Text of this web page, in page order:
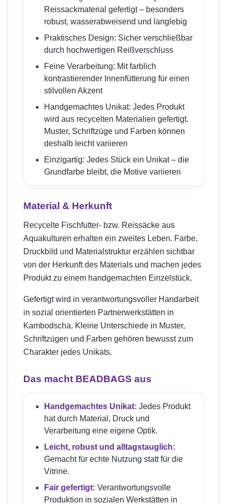
Reissackmaterial gefertigt – besonders
robust, wasserabweisend und langlebig
Praktisches Design: Sicher verschließbar
durch hochwertigen Reißverschluss
Feine Verarbeitung: Mit farblich
kontrastierender Innenfütterung für einen
stilvollen Akzent
Handgemachtes Unikat: Jedes Produkt
wird aus recycelten Materialien gefertigt.
Muster, Schriftzüge und Farben können
deshalb leicht variieren
Einzigartig: Jedes Stück ein Unikat – die
Grundfarbe bleibt, die Motive variieren
Material & Herkunft
Recycelte Fischfutter- bzw. Reissäcke aus
Aquakulturen erhalten ein zweites Leben. Farbe,
Druckbild und Materialstruktur erzählen sichtbar
von der Herkunft des Materials und machen jedes
Produkt zu einem handgemachten Einzelstück.
Gefertigt wird in verantwortungsvoller Handarbeit
in sozial orientierten Partnerwerkstätten in
Kambodscha. Kleine Unterschiede in Muster,
Schriftzügen und Farben gehören bewusst zum
Charakter jedes Unikats.
Das macht BEADBAGS aus
Handgemachtes Unikat: Jedes Produkt
hat durch Material, Druck und
Verarbeitung eine eigene Optik.
Leicht, robust und alltagstauglich:
Gemacht für echte Nutzung statt für die
Vitrine.
Fair gefertigt: Verantwortungsvolle
Produktion in sozialen Werkstätten in